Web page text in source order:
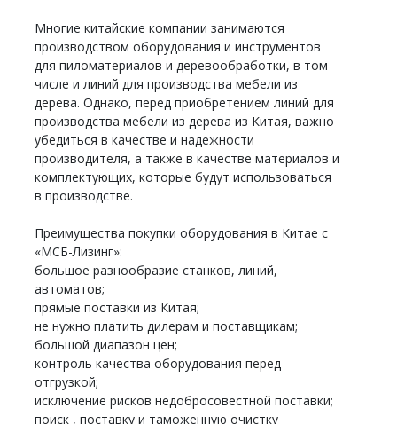
Многие китайские компании занимаются
производством оборудования и инструментов
для пиломатериалов и деревообработки, в том
числе и линий для производства мебели из
дерева. Однако, перед приобретением линий для
производства мебели из дерева из Китая, важно
убедиться в качестве и надежности
производителя, а также в качестве материалов и
комплектующих, которые будут использоваться
в производстве.
Преимущества покупки оборудования в Китае с
«МСБ-Лизинг»:
большое разнообразие станков, линий,
автоматов;
прямые поставки из Китая;
не нужно платить дилерам и поставщикам;
большой диапазон цен;
контроль качества оборудования перед
отгрузкой;
исключение рисков недобросовестной поставки;
поиск , поставку и таможенную очистку